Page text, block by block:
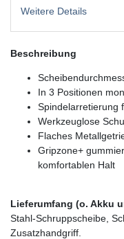
Weitere Details
Beschreibung
In 3 Positionen
Spindelarretierung
Werkzeuglose
Flaches
Gripzone+
komfortablen Halt
Lieferumfang (o. Akku
Stahl-Schruppscheibe,
Zusatzhandgriff.